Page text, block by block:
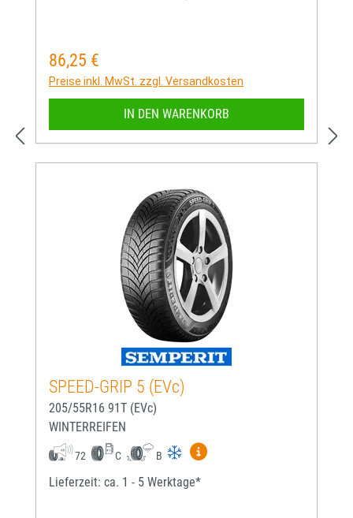
Regulärer Preis:
86,25 €
Preise inkl. MwSt. zzgl. Versandkosten
IN DEN WARENKORB
SPEED-GRIP 5 (EVc)
205/55R16 91T (EVc)
WINTERREIFEN
72 C B
Mehr Informationen zum
Lieferzeit: ca. 1 - 5 Werktage*